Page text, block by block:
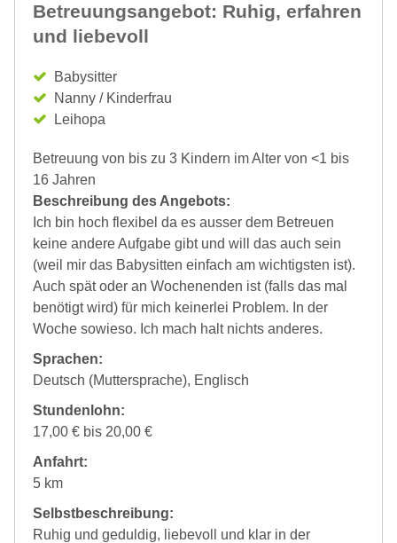
Betreuungsangebot: Ruhig, erfahren
und liebevoll
Babysitter
Nanny / Kinderfrau
Leihopa
Betreuung von bis zu 3 Kindern im Alter von <1 bis
16 Jahren
Beschreibung des Angebots:
Ich bin hoch flexibel da es ausser dem Betreuen
keine andere Aufgabe gibt und will das auch sein
(weil mir das Babysitten einfach am wichtigsten ist).
Auch spät oder an Wochenenden ist (falls das mal
benötigt wird) für mich keinerlei Problem. In der
Woche sowieso. Ich mach halt nichts anderes.
Sprachen:
Deutsch (Muttersprache), Englisch
Stundenlohn:
17,00 € bis 20,00 €
Anfahrt:
5 km
Selbstbeschreibung:
Ruhig und geduldig, liebevoll und klar in der